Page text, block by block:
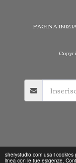
sherystudio.com usa i cookies
linea con le tue esigenze.
PAGINA